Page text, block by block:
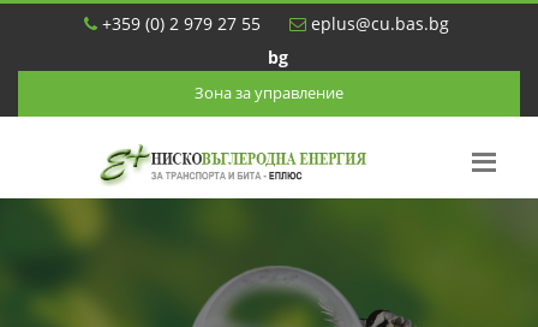
+359 (0) 2 979 27 55
eplus@cu.bas.bg
bg
Зона за управление